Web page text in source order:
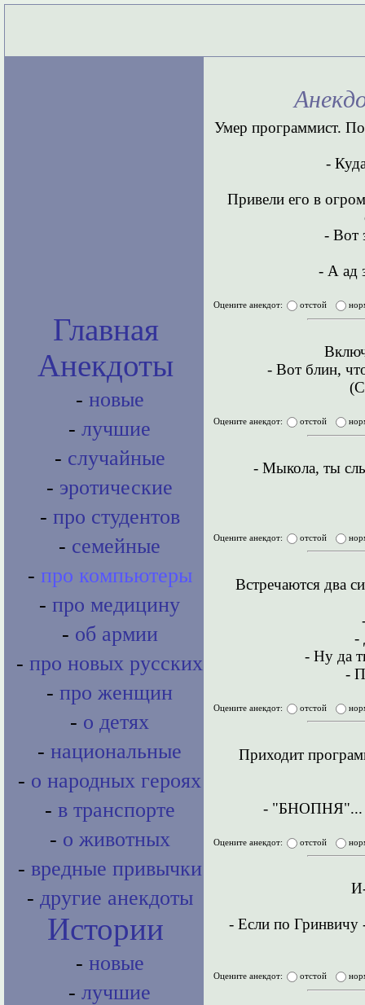
Главная
Анекдоты
- новые
- лучшие
- случайные
- эротические
- про студентов
- семейные
- про компьютеры
- про медицину
- об армии
- про новых русских
- про женщин
- о детях
- национальные
- о народных героях
- в транспорте
- о животных
- вредные привычки
- другие анекдоты
Истории
- новые
- лучшие
Умер программист.
-
Привели его в
- Вот
- А ад
Оцените анекдот: отстой
- Вот блин,
Оцените анекдот: отстой
- Мыкола, ты
Оцените анекдот: отстой
Встречаются два
-
- Ну да
-
Оцените анекдот: отстой
Приходит
- "БНОПНЯ"...
Оцените анекдот: отстой
- Если по Гринвичу
Оцените анекдот: отстой